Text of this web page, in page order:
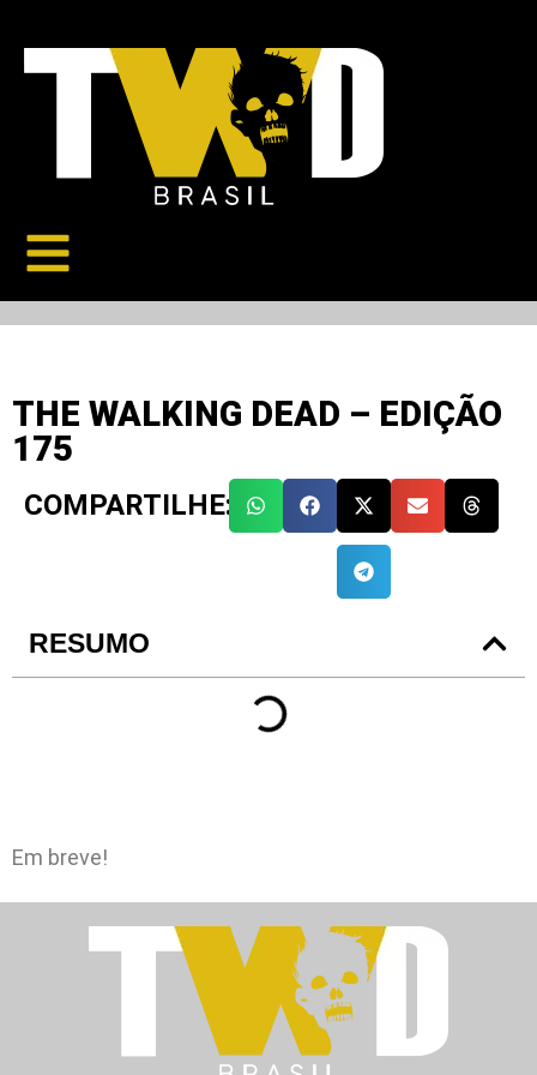
THE WALKING DEAD – EDIÇÃO
175
COMPARTILHE:
RESUMO
Em breve!